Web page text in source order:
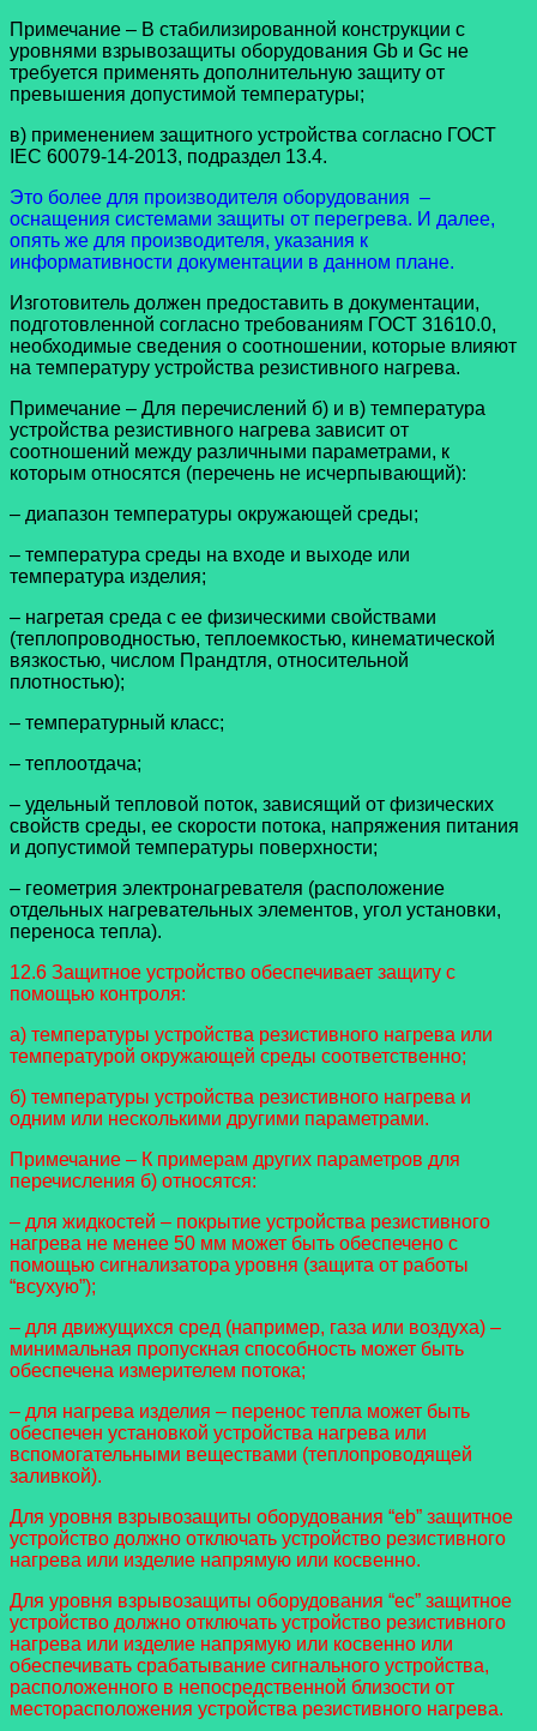
Примечание – В стабилизированной конструкции с
уровнями взрывозащиты оборудования Gb и Gc не
требуется применять дополнительную защиту от
превышения допустимой температуры;
в) применением защитного устройства согласно ГОСТ
IEC 60079-14-2013, подраздел 13.4.
Это более для производителя оборудования –
оснащения системами защиты от перегрева. И далее,
опять же для производителя, указания к
информативности документации в данном плане.
Изготовитель должен предоставить в документации,
подготовленной согласно требованиям ГОСТ 31610.0,
необходимые сведения о соотношении, которые влияют
на температуру устройства резистивного нагрева.
Примечание – Для перечислений б) и в) температура
устройства резистивного нагрева зависит от
соотношений между различными параметрами, к
которым относятся (перечень не исчерпывающий):
– диапазон температуры окружающей среды;
– температура среды на входе и выходе или
температура изделия;
– нагретая среда с ее физическими свойствами
(теплопроводностью, теплоемкостью, кинематической
вязкостью, числом Прандтля, относительной
плотностью);
– температурный класс;
– теплоотдача;
– удельный тепловой поток, зависящий от физических
свойств среды, ее скорости потока, напряжения питания
и допустимой температуры поверхности;
– геометрия электронагревателя (расположение
отдельных нагревательных элементов, угол установки,
переноса тепла).
12.6 Защитное устройство обеспечивает защиту с
помощью контроля:
а) температуры устройства резистивного нагрева или
температурой окружающей среды соответственно;
б) температуры устройства резистивного нагрева и
одним или несколькими другими параметрами.
Примечание – К примерам других параметров для
перечисления б) относятся:
– для жидкостей – покрытие устройства резистивного
нагрева не менее 50 мм может быть обеспечено с
помощью сигнализатора уровня (защита от работы
“всухую”);
– для движущихся сред (например, газа или воздуха) –
минимальная пропускная способность может быть
обеспечена измерителем потока;
– для нагрева изделия – перенос тепла может быть
обеспечен установкой устройства нагрева или
вспомогательными веществами (теплопроводящей
заливкой).
Для уровня взрывозащиты оборудования “eb” защитное
устройство должно отключать устройство резистивного
нагрева или изделие напрямую или косвенно.
Для уровня взрывозащиты оборудования “ec” защитное
устройство должно отключать устройство резистивного
нагрева или изделие напрямую или косвенно или
обеспечивать срабатывание сигнального устройства,
расположенного в непосредственной близости от
месторасположения устройства резистивного нагрева.